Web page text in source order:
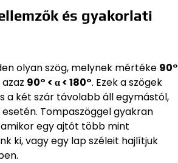
és gyakorlati
olyan szög, melynek mértéke 90°
90° < α < 180°. Ezek a szögek
a két szár távolabb áll egymástól,
Tompaszöggel gyakran
egy ajtót több mint
ki, vagy egy lap széleit hajlítjuk